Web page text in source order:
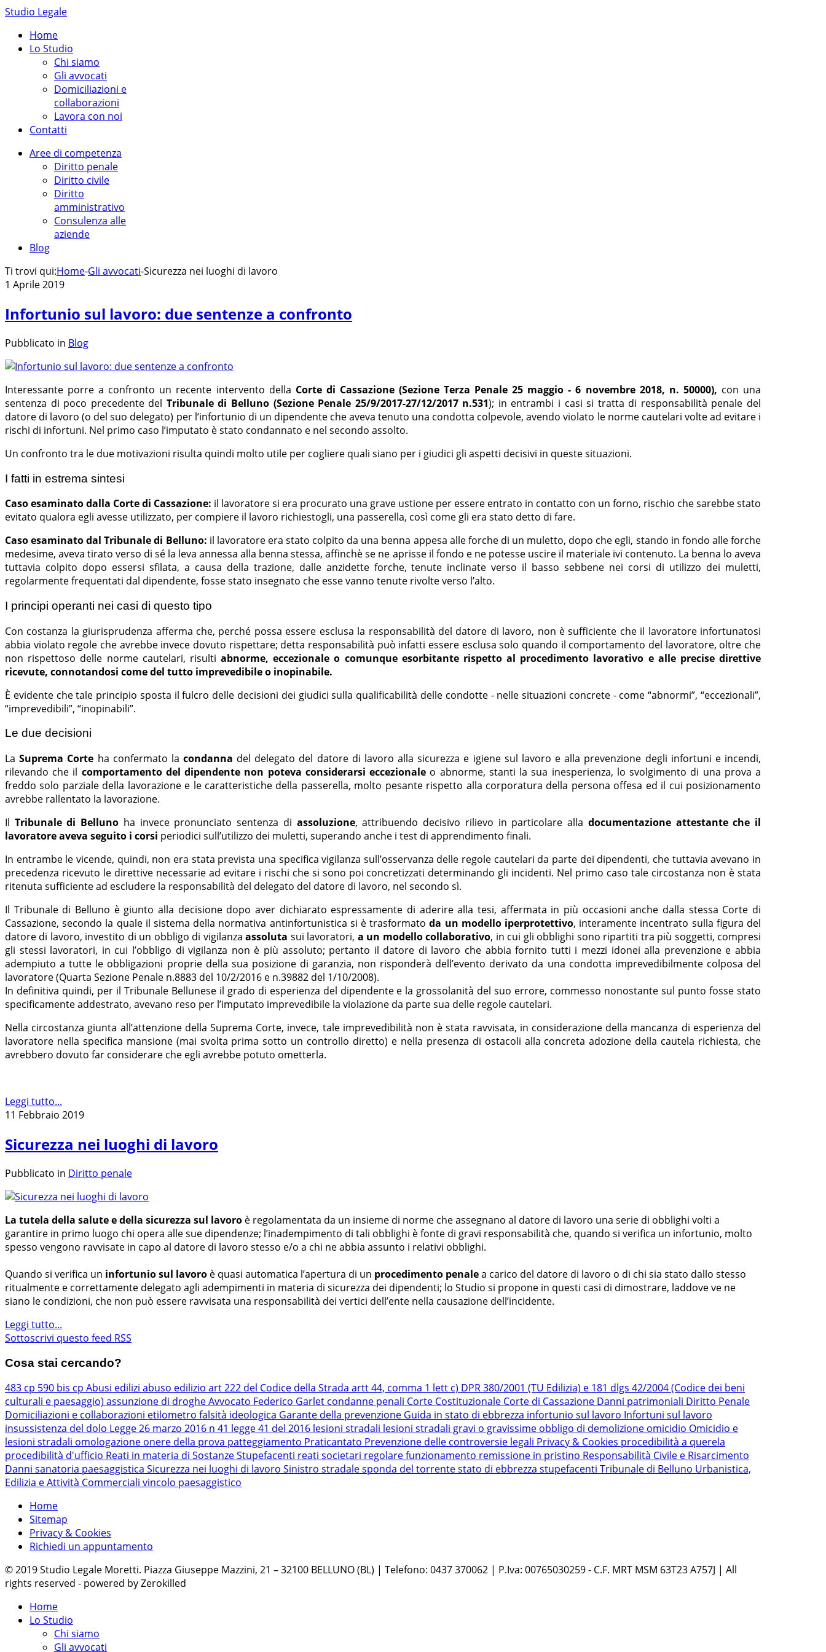
Studio Legale
Home
Lo Studio
Chi siamo
Gli avvocati
Domiciliazioni e
collaborazioni
Lavora con noi
Contatti
Aree di competenza
Diritto penale
Diritto civile
Diritto
amministrativo
Consulenza alle
aziende
Blog
Ti trovi qui:Home-Gli avvocati-Sicurezza nei luoghi di lavoro
1 Aprile 2019
Infortunio sul lavoro: due sentenze a confronto
Pubblicato in Blog
Interessante porre a confronto un recente intervento della Corte di Cassazione (Sezione Terza Penale 25 maggio - 6 novembre 2018, n. 50000), con una
sentenza di poco precedente del Tribunale di Belluno (Sezione Penale 25/9/2017-27/12/2017 n.531); in entrambi i casi si tratta di responsabilità penale del
datore di lavoro (o del suo delegato) per l’infortunio di un dipendente che aveva tenuto una condotta colpevole, avendo violato le norme cautelari volte ad evitare i
rischi di infortuni. Nel primo caso l’imputato è stato condannato e nel secondo assolto.
Un confronto tra le due motivazioni risulta quindi molto utile per cogliere quali siano per i giudici gli aspetti decisivi in queste situazioni.
I fatti in estrema sintesi
Caso esaminato dalla Corte di Cassazione: il lavoratore si era procurato una grave ustione per essere entrato in contatto con un forno, rischio che sarebbe stato
evitato qualora egli avesse utilizzato, per compiere il lavoro richiestogli, una passerella, così come gli era stato detto di fare.
Caso esaminato dal Tribunale di Belluno: il lavoratore era stato colpito da una benna appesa alle forche di un muletto, dopo che egli, stando in fondo alle forche
medesime, aveva tirato verso di sé la leva annessa alla benna stessa, affinchè se ne aprisse il fondo e ne potesse uscire il materiale ivi contenuto. La benna lo aveva
tuttavia colpito dopo essersi sfilata, a causa della trazione, dalle anzidette forche, tenute inclinate verso il basso sebbene nei corsi di utilizzo dei muletti,
regolarmente frequentati dal dipendente, fosse stato insegnato che esse vanno tenute rivolte verso l’alto.
I principi operanti nei casi di questo tipo
Con costanza la giurisprudenza afferma che, perché possa essere esclusa la responsabilità del datore di lavoro, non è sufficiente che il lavoratore infortunatosi
abbia violato regole che avrebbe invece dovuto rispettare; detta responsabilità può infatti essere esclusa solo quando il comportamento del lavoratore, oltre che
non rispettoso delle norme cautelari, risulti abnorme, eccezionale o comunque esorbitante rispetto al procedimento lavorativo e alle precise direttive
ricevute, connotandosi come del tutto imprevedibile o inopinabile.
È evidente che tale principio sposta il fulcro delle decisioni dei giudici sulla qualificabilità delle condotte - nelle situazioni concrete - come “abnormi”, “eccezionali”,
“imprevedibili”, “inopinabili”.
Le due decisioni
LaSuprema Corte ha confermato la condanna del delegato del datore di lavoro alla sicurezza e igiene sul lavoro e alla prevenzione degli infortuni e incendi,
rilevando che il comportamento del dipendente non poteva considerarsi eccezionale o abnorme, stanti la sua inesperienza, lo svolgimento di una prova a
freddo solo parziale della lavorazione e le caratteristiche della passerella, molto pesante rispetto alla corporatura della persona offesa ed il cui posizionamento
avrebbe rallentato la lavorazione.
Il Tribunale di Belluno ha invece pronunciato sentenza di assoluzione, attribuendo decisivo rilievo in particolare alla documentazione attestante che il
lavoratore aveva seguito i corsi periodici sull’utilizzo dei muletti, superando anche i test di apprendimento finali.
In entrambe le vicende, quindi, non era stata prevista una specifica vigilanza sull’osservanza delle regole cautelari da parte dei dipendenti, che tuttavia avevano in
precedenza ricevuto le direttive necessarie ad evitare i rischi che si sono poi concretizzati determinando gli incidenti. Nel primo caso tale circostanza non è stata
ritenuta sufficiente ad escludere la responsabilità del delegato del datore di lavoro, nel secondo sì.
Il Tribunale di Belluno è giunto alla decisione dopo aver dichiarato espressamente di aderire alla tesi, affermata in più occasioni anche dalla stessa Corte di
Cassazione, secondo la quale il sistema della normativa antinfortunistica si è trasformatoda un modello iperprotettivo, interamente incentrato sulla figura del
datore di lavoro, investito di un obbligo di vigilanzaassoluta sui lavoratori, a un modello collaborativo, in cui gli obblighi sono ripartiti tra più soggetti, compresi
gli stessi lavoratori, in cui l’obbligo di vigilanza non è più assoluto; pertanto il datore di lavoro che abbia fornito tutti i mezzi idonei alla prevenzione e abbia
adempiuto a tutte le obbligazioni proprie della sua posizione di garanzia, non risponderà dell’evento derivato da una condotta imprevedibilmente colposa del
lavoratore (Quarta Sezione Penale n.8883 del 10/2/2016 e n.39882 del 1/10/2008).
In definitiva quindi, per il Tribunale Bellunese il grado di esperienza del dipendente e la grossolanità del suo errore, commesso nonostante sul punto fosse stato
specificamente addestrato, avevano reso per l’imputato imprevedibile la violazione da parte sua delle regole cautelari.
Nella circostanza giunta all’attenzione della Suprema Corte, invece, tale imprevedibilità non è stata ravvisata, in considerazione della mancanza di esperienza del
lavoratore nella specifica mansione (mai svolta prima sotto un controllo diretto) e nella presenza di ostacoli alla concreta adozione della cautela richiesta, che
avrebbero dovuto far considerare che egli avrebbe potuto ometterla.
Leggi tutto...
11 Febbraio 2019
Sicurezza nei luoghi di lavoro
Pubblicato in Diritto penale
La tutela della salute e della sicurezza sul lavoro è regolamentata da un insieme di norme che assegnano al datore di lavoro una serie di obblighi volti a
garantire in primo luogo chi opera alle sue dipendenze; l’inadempimento di tali obblighi è fonte di gravi responsabilità che, quando si verifica un infortunio, molto
spesso vengono ravvisate in capo al datore di lavoro stesso e/o a chi ne abbia assunto i relativi obblighi.
Quando si verifica un infortunio sul lavoro è quasi automatica l’apertura di un procedimento penalea carico del datore di lavoro o di chi sia stato dallo stesso
ritualmente e correttamente delegato agli adempimenti in materia di sicurezza dei dipendenti; lo Studio si propone in questi casi di dimostrare, laddove ve ne
siano le condizioni, che non può essere ravvisata una responsabilità dei vertici dell’ente nella causazione dell’incidente.
Leggi tutto...
Sottoscrivi questo feed RSS
Cosa stai cercando?
483 cp 590 bis cp Abusi edilizi abuso edilizio art 222 del Codice della Strada artt 44, comma 1 lett c) DPR 380/2001 (TU Edilizia) e 181 dlgs 42/2004 (Codice dei beni
culturali e paesaggio) assunzione di drogheAvvocato Federico Garlet condanne penali Corte Costituzionale Corte di Cassazione Danni patrimoniali Diritto Penale
Domiciliazioni e collaborazioni etilometro falsità ideologica Garante della prevenzione Guida in stato di ebbrezza infortunio sul lavoro Infortuni sul lavoro
insussistenza del dolo Legge 26 marzo 2016 n 41 legge 41 del 2016 lesioni stradali lesioni stradali gravi o gravissime obbligo di demolizione omicidio Omicidio e
lesioni stradali omologazione onere della prova patteggiamento Praticantato Prevenzione delle controversie legali Privacy & Cookies procedibilità a querela
procedibilità d'ufficio Reati in materia di Sostanze Stupefacenti reati societari regolare funzionamento remissione in pristino Responsabilità Civile e Risarcimento
Danni sanatoria paesaggistica Sicurezza nei luoghi di lavoro Sinistro stradalesponda del torrentestato di ebbrezza stupefacenti Tribunale di Belluno Urbanistica,
Edilizia e Attività Commerciali vincolo paesaggistico
Home
Sitemap
Privacy & Cookies
Richiedi un appuntamento
© 2019 Studio Legale Moretti. Piazza Giuseppe Mazzini, 21 – 32100 BELLUNO (BL) | Telefono: 0437 370062 | P.Iva: 00765030259 - C.F. MRT MSM 63T23 A757J | All
rights reserved - powered by Zerokilled
Home
Lo Studio
Chi siamo
Gli avvocati